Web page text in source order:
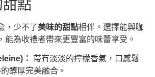
點
，少不了美味的甜點相伴。選擇能與咖
能為收禮者帶來更豐富的味蕾享受。
：
帶有淡淡的檸檬香氣，口感鬆
醇厚完美融合。